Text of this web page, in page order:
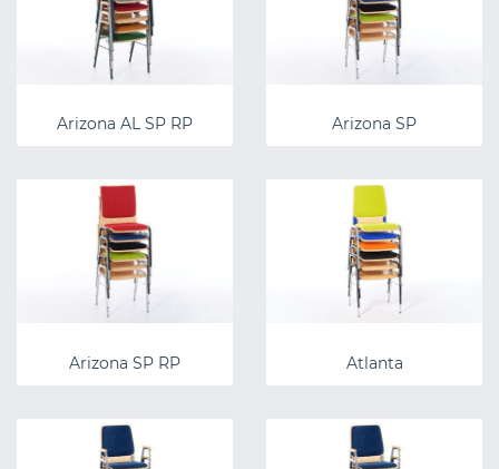
Arizona AL SP RP Arizona SP
Arizona SP RP Atlanta